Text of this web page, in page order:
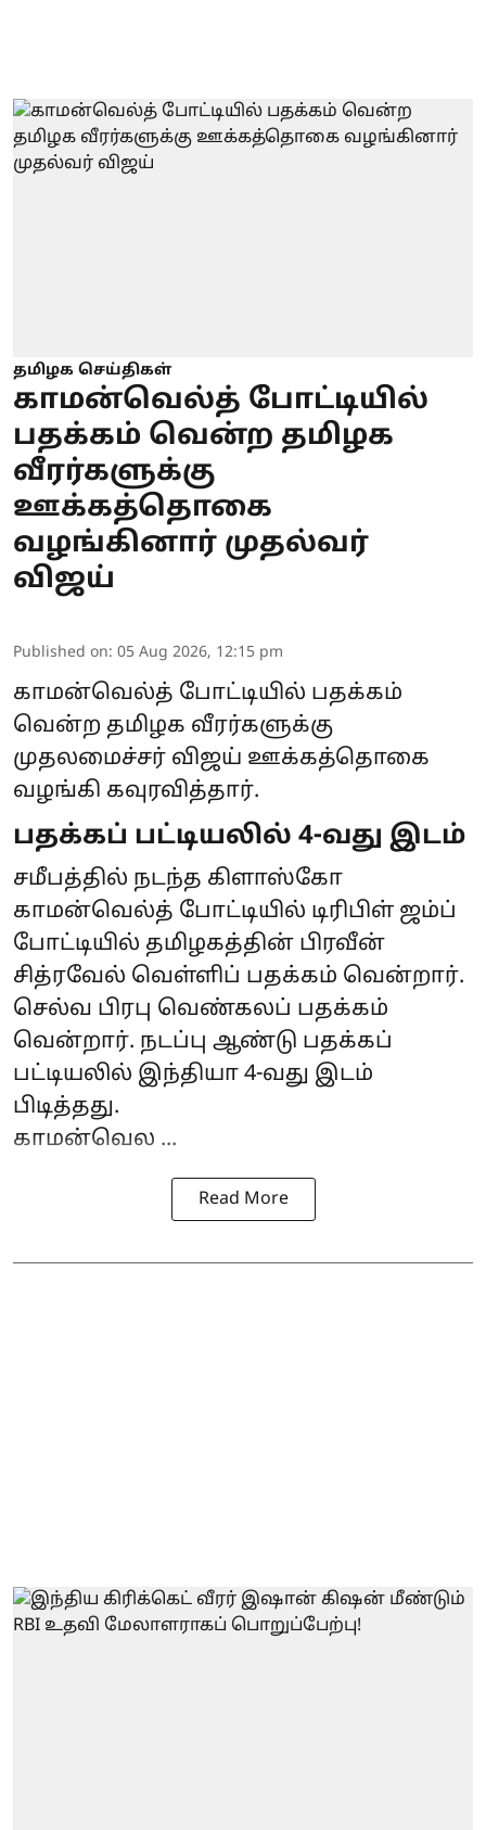
தமிழக செய்திகள்
காமன்வெல்த் போட்டியில்
பதக்கம் வென்ற தமிழக
வீரர்களுக்கு
ஊக்கத்தொகை
வழங்கினார் முதல்வர்
விஜய்
Published on: 05 Aug 2026, 12:15 pm
காமன்வெல்த் போட்டியில் பதக்கம்
வென்ற தமிழக வீரர்களுக்கு
முதலமைச்சர் விஜய் ஊக்கத்தொகை
வழங்கி கவுரவித்தார்.
பதக்கப் பட்டியலில் 4-வது இடம்
சமீபத்தில் நடந்த கிளாஸ்கோ
காமன்வெல்த் போட்டியில் டிரிபிள் ஜம்ப்
போட்டியில் தமிழகத்தின் பிரவீன்
சித்ரவேல் வெள்ளிப் பதக்கம் வென்றார்.
செல்வ பிரபு வெண்கலப் பதக்கம்
வென்றார். நடப்பு ஆண்டு பதக்கப்
பட்டியலில் இந்தியா 4-வது இடம்
பிடித்தது.
காமன்வெல ...
Read More